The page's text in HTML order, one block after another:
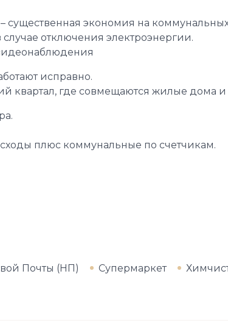
существенная экономия на
отключения электроэнергии.
исправно.
квартал, где совмещаются жилые дома
плюс коммунальные по счетчикам.
Почты (НП) Супермаркет